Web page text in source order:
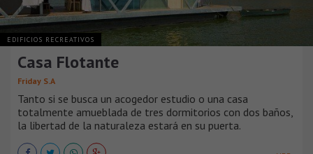
EDIFICIOS RECREATIVOS
Casa Flotante
Friday S.A
Tanto si se busca un acogedor estudio o una casa
totalmente amueblada de tres dormitorios con dos baños,
la libertad de la naturaleza estará en su puerta.